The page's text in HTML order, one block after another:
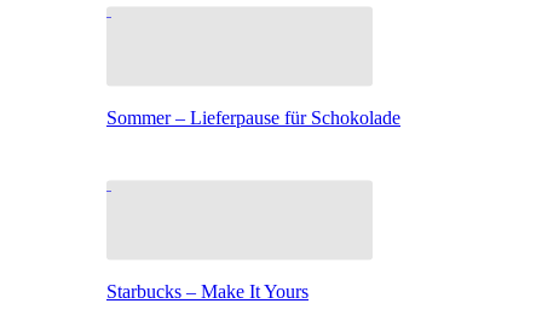
Sommer – Lieferpause für Schokolade
Starbucks – Make It Yours